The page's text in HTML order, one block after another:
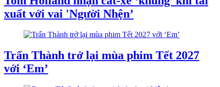
xuất với vai 'Người Nhện’
Trấn Thành trở lại mùa phim Tết 2027
với ‘Em’